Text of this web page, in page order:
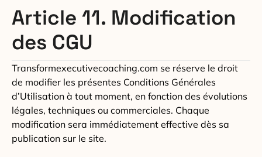
Article 11. Modification
des CGU
Transformexecutivecoaching.com se réserve le droit
de modifier les présentes Conditions Générales
d’Utilisation à tout moment, en fonction des évolutions
légales, techniques ou commerciales. Chaque
modification sera immédiatement effective dès sa
publication sur le site.